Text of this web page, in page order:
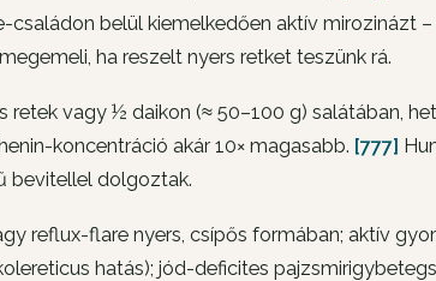
családon belül kiemelkedően aktív mirozinázt
ha reszelt nyers retket teszünk rá.
retek vagy ½ daikon (≈ 50–100 g) salátában,
koncentráció akár 10× magasabb. [777]
bevitellel dolgoztak.
reflux-flare nyers, csípős formában; aktív
hatás); jód-deficites